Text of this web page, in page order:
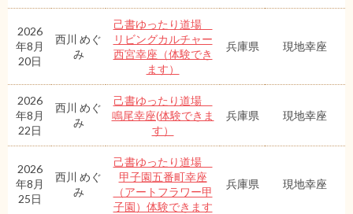
2026
年8月
20日
西川 めぐ
み
己書ゆったり道場
リビングカルチャー
西宮幸座（体験でき
ます）
兵庫県 現地幸座
2026
年8月
22日
西川 めぐ
み
己書ゆったり道場
鳴尾幸座(体験できま
す）
兵庫県 現地幸座
2026
年8月
25日
西川 めぐ
み
己書ゆったり道場
甲子園五番町幸座
（アートフラワー甲
子園）体験できます
兵庫県 現地幸座